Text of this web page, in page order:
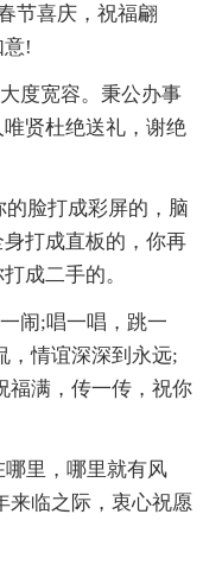
节喜庆，祝福翩
意!
度宽容。秉公办事
贤杜绝送礼，谢绝
脸打成彩屏的，脑
打成直板的，你再
成二手的。
闹;唱一唱，跳一
，情谊深深到永远;
福满，传一传，祝你
里，哪里就有风
来临之际，衷心祝愿